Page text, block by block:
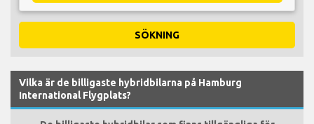
SÖKNING
Vilka är de billigaste hybridbilarna på Hamburg
International Flygplats?